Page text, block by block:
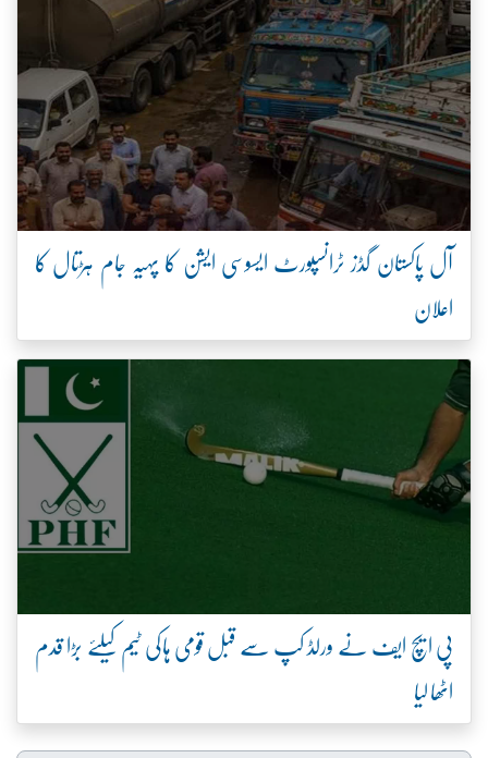
آل پاکستان گڈز ٹرانسپورٹ ایسوسی ایشن کا پہیہ جام ہڑتال کا
اعلان
پی ایچ ایف نے ورلڈ کپ سے قبل قومی ہاکی ٹیم کیلئے بڑا قدم
اٹھا لیا